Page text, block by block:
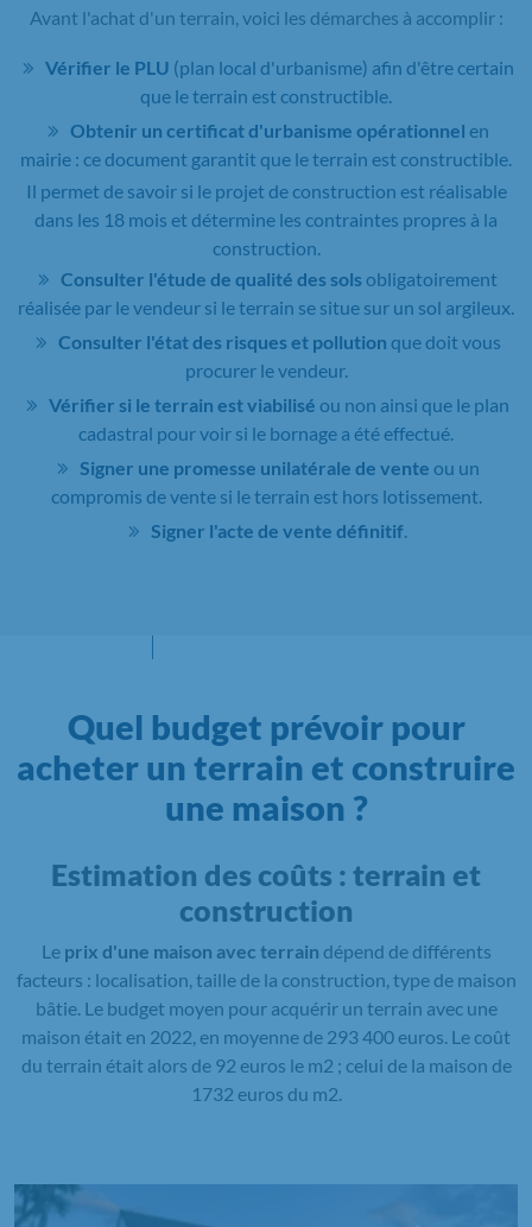
Avant l'achat d'un terrain, voici les démarches à accomplir :
Vérifier le PLU (plan local d'urbanisme) afin d'être certain
que le terrain est constructible.
Obtenir un certificat d'urbanisme opérationnel en
mairie : ce document garantit que le terrain est constructible.
Il permet de savoir si le projet de construction est réalisable
dans les 18 mois et détermine les contraintes propres à la
construction.
Consulter l'étude de qualité des sols obligatoirement
réalisée par le vendeur si le terrain se situe sur un sol argileux.
Consulter l'état des risques et pollution que doit vous
procurer le vendeur.
Vérifier si le terrain est viabilisé ou non ainsi que le plan
cadastral pour voir si le bornage a été effectué.
Signer une promesse unilatérale de vente ou un
compromis de vente si le terrain est hors lotissement.
Signer l'acte de vente définitif
Quel budget prévoir pour
acheter un terrain et construire
une maison ?
Estimation des coûts : terrain et
construction
Le prix d'une maison avec terrain dépend de différents
facteurs : localisation, taille de la construction, type de maison
bâtie. Le budget moyen pour acquérir un terrain avec une
maison était en 2022, en moyenne de 293 400 euros. Le coût
du terrain était alors de 92 euros le m2 ; celui de la maison de
1732 euros du m2.